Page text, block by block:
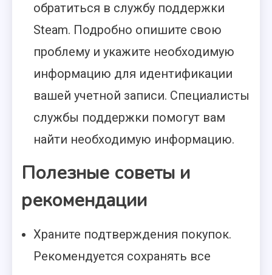
обратиться в службу поддержки
Steam. Подробно опишите свою
проблему и укажите необходимую
информацию для идентификации
вашей учетной записи. Специалисты
службы поддержки помогут вам
найти необходимую информацию.
Полезные советы и
рекомендации
Храните подтверждения покупок.
Рекомендуется сохранять все